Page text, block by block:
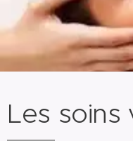
Les soins